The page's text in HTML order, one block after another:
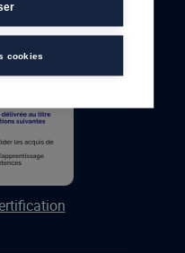
cookies